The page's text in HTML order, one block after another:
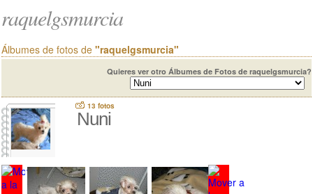
raquelgsmurcia
Álbumes de fotos de "raquelgsmurcia"
Quieres ver otro Álbumes de Fotos de raquelgsmurcia?
13 fotos
Nuni